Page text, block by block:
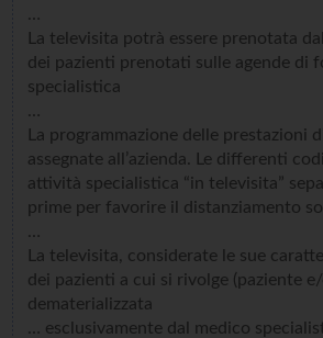
…
La televisita potrà essere prenotata
dei pazienti prenotati sulle agende di
specialistica
…
La programmazione delle
assegnate all’azienda. Le differenti
attività specialistica “in televisita”
prime per favorire il distanziamento
…
La televisita, considerate le sue
dei pazienti a cui si rivolge (paziente
dematerializzata
… esclusivamente dal medico